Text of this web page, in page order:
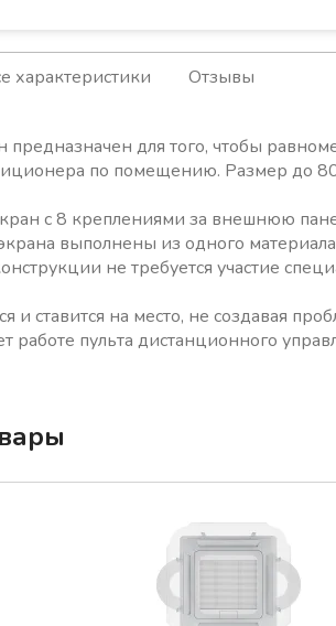
характеристики Отзывы
для того, чтобы
по помещению. Размер до
с 8 креплениями за внешнюю
выполнены из одного
не требуется участие
и ставится на место, не создавая
работе пульта дистанционного